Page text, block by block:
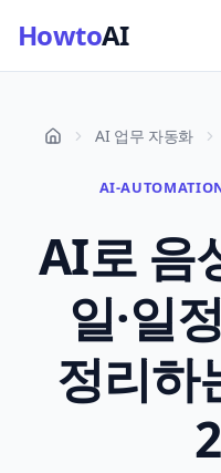
HowtoAI
AI 업무 자동화
AI-
AI로 음
일·일
정리하